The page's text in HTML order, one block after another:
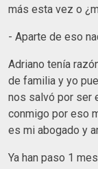
más esta vez o
- Aparte de eso
Adriano tenía
de familia y yo
nos salvó por ser
conmigo por eso
es mi abogado y
Ya han paso 1